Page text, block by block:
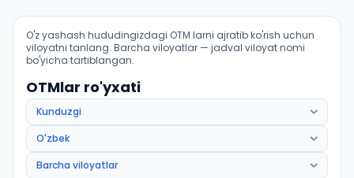
Tibbiy profilaktika ishi (Quvasoy shahri): OTM lar
O'z yashash hududingizdagi OTM larni ajratib ko'rish uchun
viloyatni tanlang. Barcha viloyatlar — jadval viloyat nomi
bo'yicha tartiblangan.
OTMlar ro'yxati